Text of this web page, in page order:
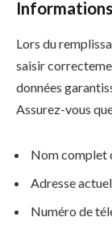
Lors du
saisir
données
Assurez-vous
Nom complet
Adresse
Numéro de